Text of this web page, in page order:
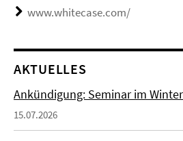
www.whitecase.com/
AKTUELLES
Ankündigung: Seminar im
15.07.2026